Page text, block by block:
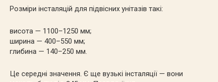
Розміри інсталяцій для підвісних унітазів такі:
висота — 1100–1250 мм;
ширина — 400–550 мм;
глибина — 140–250 мм.
Це середні значення. Є ще вузькі інсталяції — вони